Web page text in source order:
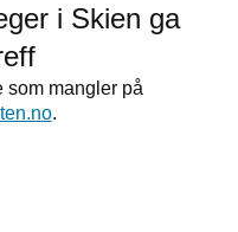
i Skien ga
som mangler på
.